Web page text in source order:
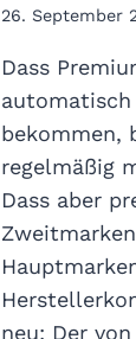
26. September
Dass
automatisch
bekommen,
regelmäßig
Dass aber
neu: Der